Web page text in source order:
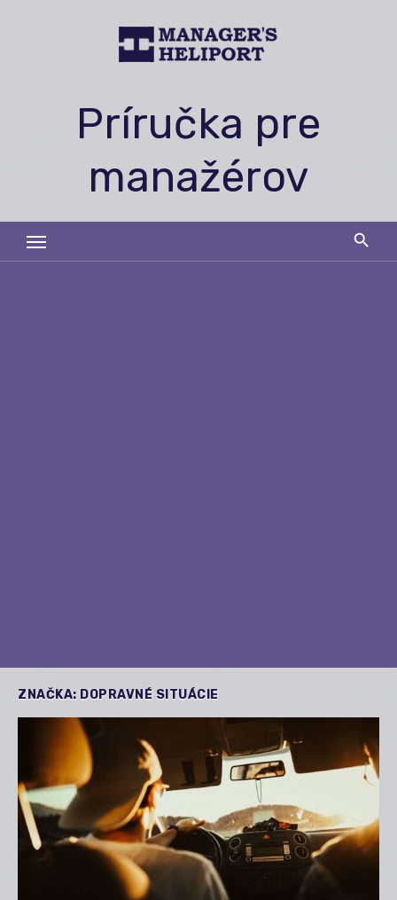
Príručka pre
manažérov
ZNAČKA: DOPRAVNÉ SITUÁCIE